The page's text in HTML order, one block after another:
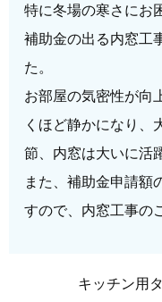
特に冬場の寒さにお
補助金の出る内窓工
た。
お部屋の気密性が向
くほど静かになり、
節、内窓は大いに活
また、補助金申請額
すので、内窓工事の
キッチン用